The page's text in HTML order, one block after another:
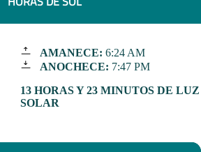
AMANECE: 6:24 AM
ANOCHECE: 7:47 PM
13 HORAS Y 23 MINUTOS DE LUZ
SOLAR